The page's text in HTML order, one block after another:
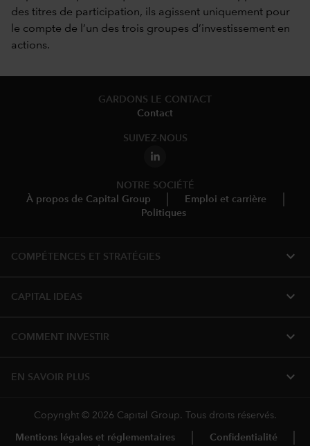
des titres de participation, ils agissent uniquement pour
le compte de l’un des trois groupes d’investissement en
actions.
GARDONS LE CONTACT
Contact
SUIVEZ-NOUS
NOTRE SOCIÉTÉ
À propos de Capital Group
Emploi et carrière
Politiques
COMPÉTENCES ET STRATÉGIES expand_more
CAPITAL IDEAS expand_more
COMMENT INVESTIR expand_more
EN SAVOIR PLUS expand_more
Copyright © 2026 Capital Group. Tous droits réservés.
Mentions légales et réglementaires Confidentialité